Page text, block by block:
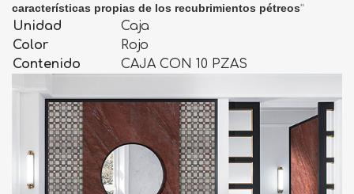
características propias de los recubrimientos pétreos"
Unidad
Caja
Color
Rojo
Contenido
CAJA CON 10 PZAS